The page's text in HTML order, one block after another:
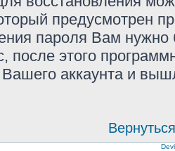
предусмотрен
пароля Вам
после этого
аккаунта и